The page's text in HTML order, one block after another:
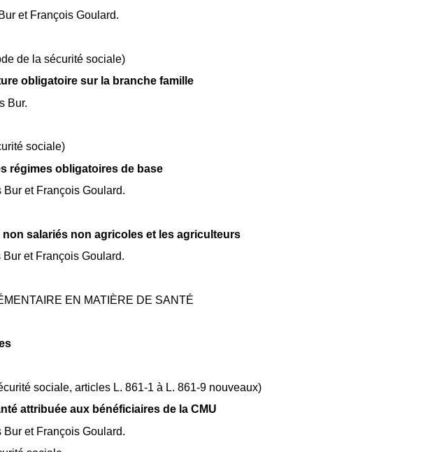
et François Goulard.
de la sécurité sociale)
obligatoire sur la branche famille
Bur.
sociale)
régimes obligatoires de base
Bur et François Goulard.
salariés non agricoles et les agriculteurs
Bur et François Goulard.
EN MATIÈRE DE SANTÉ
sociale, articles L. 861-1 à L. 861-9 nouveaux)
attribuée aux bénéficiaires de la CMU
Bur et François Goulard.